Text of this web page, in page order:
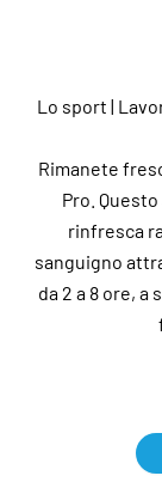
Lo sport |
Rimanete
Pro.
rinfresca
sanguigno
da 2 a 8 ore,